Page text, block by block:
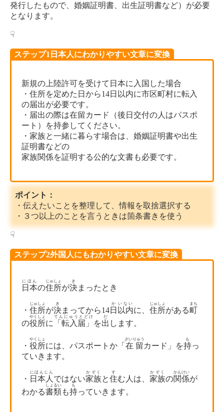
発行したもので、婚姻証明書、出生証明書など）が必要
となります。
☟
ステップ1日本人にわかりやすい文章に変換
新規の上陸許可を受けて日本に入国した場合
・住所を定めた日から14日以内に市区町村に転入
の届出が必要です。
・届出の際は在留カード（後日交付の人はパスポ
ート）を持参してください。
・家族と一緒に暮らす場合は、婚姻証明書や出生
証明書などの
家族関係を証明する公的な文書も必要です。
ポイント：
・伝えたいことを整理して、情報を取捨選択する
・３つ以上のことを言うときは箇条書きを使う
☟
ステップ2外国人にもわかりやすい文章に変換
日本
にほん
の住所
じゅしょ
が決
き
まったとき
・ 住所
じゅしょ
が決
き
まってから14日
か
以内
いない
に、 住所
じゅしょ
がある町
まち
の役所
やくしょ
に 「転入届」
てんにゅうとどけ
を出
だ
します。
・ 役所
やくしょ
には、パスポートか「 在留
ざいりゅう
カード」を持
も
っ
ていきます。
・ 日本人
にほんじん
ではない家族
かぞく
と住
す
む人は、 家族
かぞく
の関係
かんけい
が
わかる書類
しょるい
も持
も
っていきます。